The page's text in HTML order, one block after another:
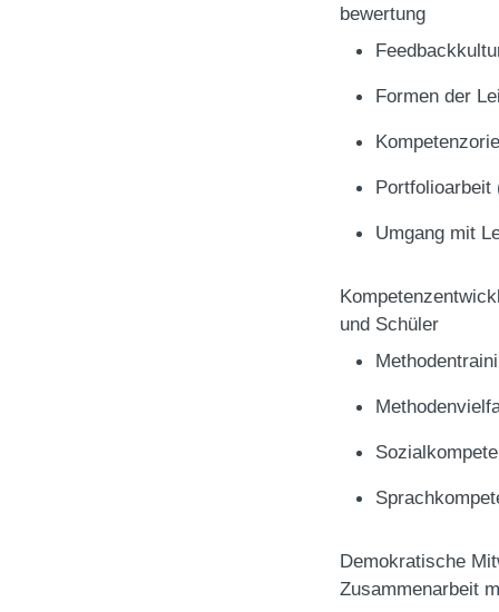
bewertung
Formen der
Portfolioarbeit
Umgang mit
und Schüler
Demokratische
Zusammenarbeit